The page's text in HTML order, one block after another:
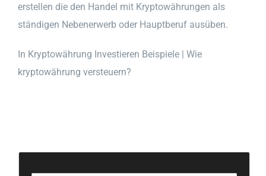
erstellen die den Handel mit Kryptowährungen als
ständigen Nebenerwerb oder Hauptberuf ausüben.
In Kryptowährung Investieren Beispiele | Wie
kryptowährung versteuern?